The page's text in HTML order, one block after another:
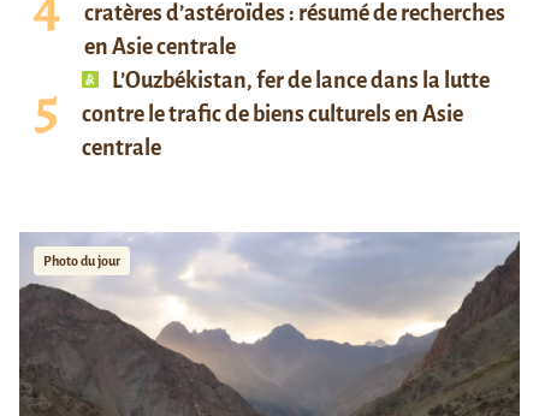
cratères d’astéroïdes : résumé de recherches
en Asie centrale
L’Ouzbékistan, fer de lance dans la lutte
contre le trafic de biens culturels en Asie
centrale
Photo du jour